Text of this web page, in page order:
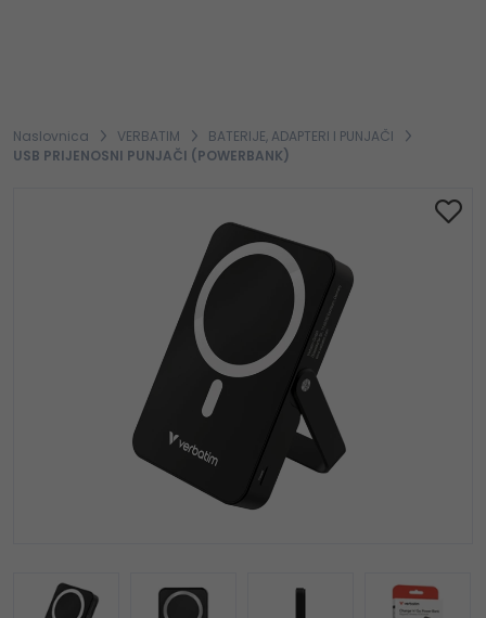
Naslovnica VERBATIM
BATERIJE, ADAPTERI I PUNJAČI
USB PRIJENOSNI PUNJAČI (POWERBANK)